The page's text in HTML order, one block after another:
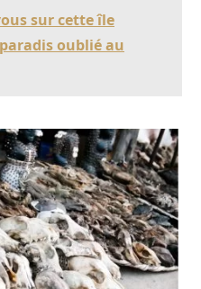
sur cette île
oublié au